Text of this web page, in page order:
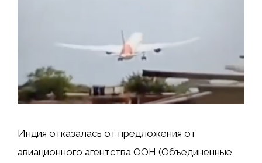
Индия отказалась от предложения от
авиационного агентства ООН (Объединенные